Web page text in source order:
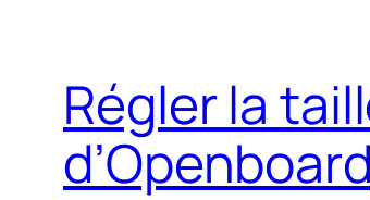
Régler la
d’Openboard